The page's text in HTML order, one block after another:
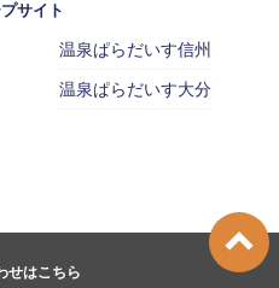
サイト
温泉ぱらだいす信州
温泉ぱらだいす大分
せはこちら